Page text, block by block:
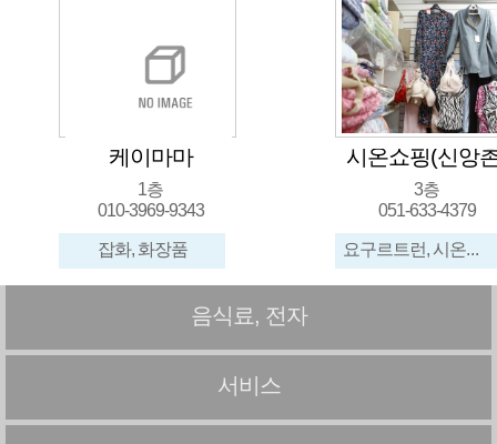
케이마마
1층
010-3969-9343
잡화, 화장품
시온쇼핑(신앙
3층
051-633-4379
요구르트런, 시온식품, 신앙촌생명물간장, 이불
음식료, 전자
서비스